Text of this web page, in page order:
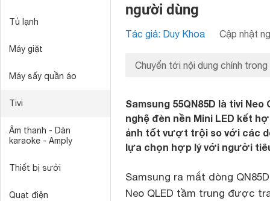
Tủ lạnh
Máy giặt
Máy sấy quần áo
Tivi
Âm thanh - Dàn
karaoke - Amply
Thiết bị sưởi
Quạt điện
người dùng
Tác giả: Duy Khoa Cập nhật
Chuyển tới nội dung chính trong
Samsung 55QN85D là tivi
nghệ đèn nền Mini LED kết
ảnh tốt vượt trội so với các
lựa chọn hợp lý với người
Samsung ra mắt dòng
Neo QLED tầm trung được